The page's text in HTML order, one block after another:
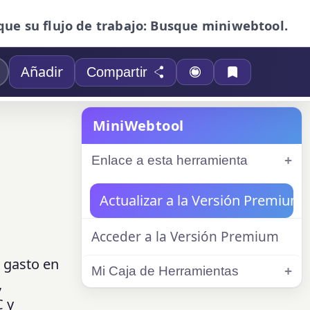
su flujo de trabajo: Busque miniwebtool.
Añadir Compartir
gasto en
y
MiniWebtool
Enlace a esta herramienta
Actualizar a la Versión Premium
Acceder a la Versión Premium
Mi Caja de Herramientas